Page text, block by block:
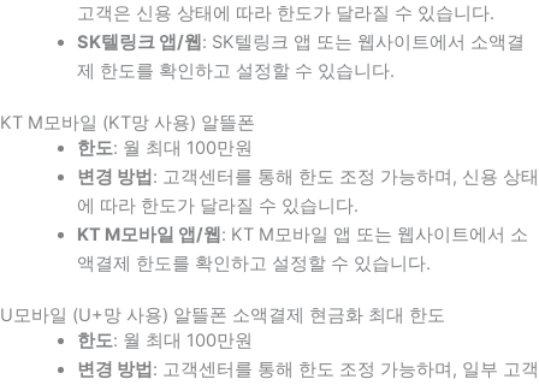
고객은 신용 상태에 따라 한도가 달라질 수 있습니다.
SK텔링크 앱/웹 : SK텔링크 앱 또는 웹사이트에서 소액결
제 한도를 확인하고 설정할 수 있습니다.
KT M모바일 (KT망 사용) 알뜰폰
한도: 월 최대 100만원
변경 방법 : 고객센터를 통해 한도 조정 가능하며, 신용 상태
에 따라 한도가 달라질 수 있습니다.
KT M모바일 앱/웹 : KT M모바일 앱 또는 웹사이트에서 소
액결제 한도를 확인하고 설정할 수 있습니다.
U모바일 (U+망 사용) 알뜰폰 소액결제 현금화 최대 한도
한도: 월 최대 100만원
변경 방법 : 고객센터를 통해 한도 조정 가능하며, 일부 고객